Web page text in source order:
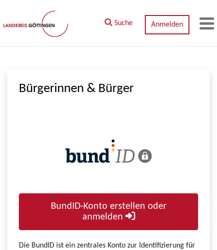
Zum Hauptinhalt springen
Suche Anmelden
Bürgerinnen & Bürger
BundID-Konto erstellen oder
anmelden
Die BundID ist ein zentrales Konto zur Identifizierung für